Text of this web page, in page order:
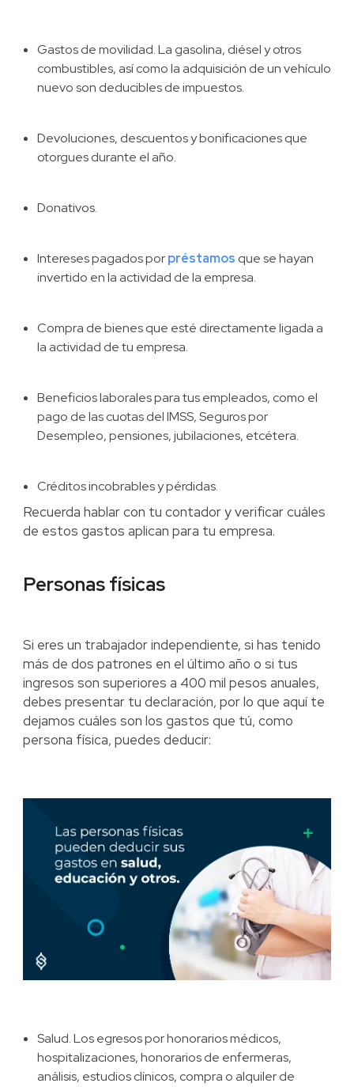
Gastos de movilidad. La gasolina, diésel y otros
combustibles, así como la adquisición de un vehículo
nuevo son deducibles de impuestos.
Devoluciones, descuentos y bonificaciones que
otorgues durante el año.
Donativos.
Intereses pagados porpréstamos que se hayan
invertido en la actividad de la empresa.
Compra de bienes que esté directamente ligada a
la actividad de tu empresa.
Beneficios laborales para tus empleados, como el
pago de las cuotas del IMSS, Seguros por
Desempleo, pensiones, jubilaciones, etcétera.
Créditos incobrables y pérdidas.
Recuerda hablar con tu contador y verificar cuáles
de estos gastos aplican para tu empresa.
Personas físicas
Si eres un trabajador independiente, si has tenido
más de dos patrones en el último año o si tus
ingresos son superiores a 400 mil pesos anuales,
debes presentar tu declaración, por lo que aquí te
dejamos cuáles son los gastos que tú, como
persona física, puedes deducir:
Salud. Los egresos por honorarios médicos,
hospitalizaciones, honorarios de enfermeras,
análisis, estudios clínicos, compra o alquiler de